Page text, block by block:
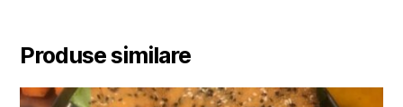
Produse similare